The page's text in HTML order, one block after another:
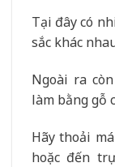
Tại đây có
sắc khác
Ngoài ra
làm bằng gỗ
Hãy thoải
hoặc đến